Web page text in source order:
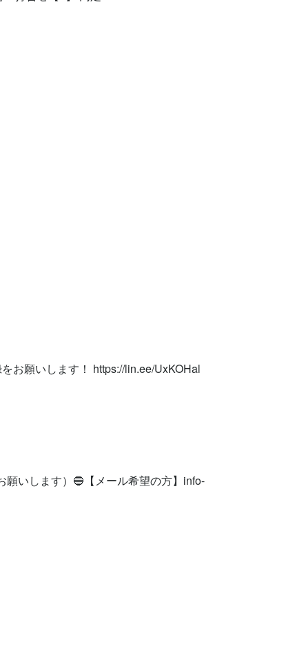
お願いします！ https://lin.ee/UxKOHal
いします）🔵【メール希望の方】 info-